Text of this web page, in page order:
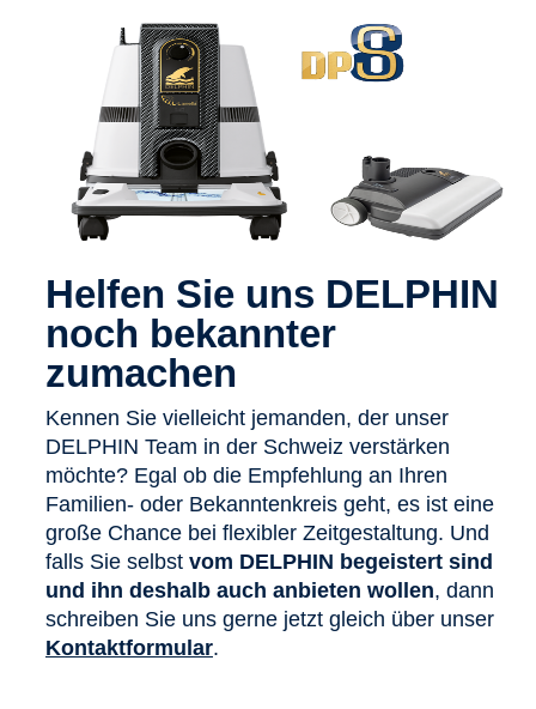
Helfen Sie uns DELPHIN
noch bekannter
zumachen
Kennen Sie vielleicht jemanden, der unser
DELPHIN Team in der Schweiz verstärken
möchte? Egal ob die Empfehlung an Ihren
Familien- oder Bekanntenkreis geht, es ist eine
große Chance bei flexibler Zeitgestaltung. Und
falls Sie selbst vom DELPHIN begeistert sind
und ihn deshalb auch anbieten wollen, dann
schreiben Sie uns gerne jetzt gleich über unser
Kontaktformular.